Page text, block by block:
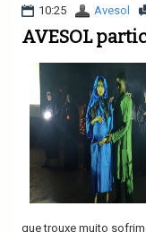
10:25 Avesol
AVESOL
que trouxe muito